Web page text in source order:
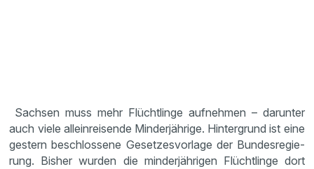
Sachsen muss mehr Flücht­linge aufnehmen – darunter
auch viele allein­rei­sende Minder­jäh­rige. Hinter­grund ist eine
gestern beschlos­sene Geset­zes­vor­lage der Bundes­re­gie­
rung. Bisher wurden die minder­jäh­rigen Flücht­linge dort